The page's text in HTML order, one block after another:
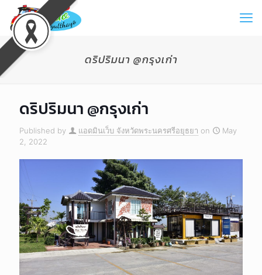
ดริปริมนา @กรุงเก่า
ดริปริมนา @กรุงเก่า
Published by แอดมินเว็บ จังหวัดพระนครศรีอยุธยา on
May
2, 2022